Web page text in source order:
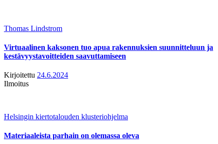
Thomas Lindstrom
Virtuaalinen kaksonen tuo apua rakennuksien suunnitteluun ja
kestävyystavoitteiden saavuttamiseen
Kirjoitettu 24.6.2024
Ilmoitus
Helsingin kiertotalouden klusteriohjelma
Materiaaleista parhain on olemassa oleva